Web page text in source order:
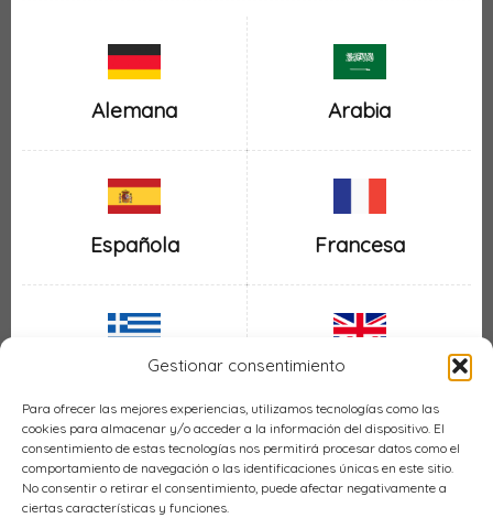
Gestionar consentimiento
Para ofrecer las mejores experiencias, utilizamos tecnologías como las
cookies para almacenar y/o acceder a la información del dispositivo. El
consentimiento de estas tecnologías nos permitirá procesar datos como el
comportamiento de navegación o las identificaciones únicas en este sitio.
No consentir o retirar el consentimiento, puede afectar negativamente a
ciertas características y funciones.
Alemana Arabia
Española Francesa
Griega Inglesa
Italiana